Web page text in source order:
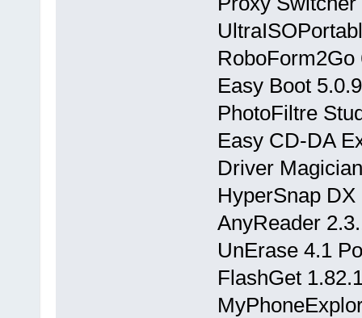
RoboForm2Go
Easy Boot
PhotoFiltre
Easy CD-DA
Driver
HyperSnap DX
AnyReader
UnErase 4.1
FlashGet